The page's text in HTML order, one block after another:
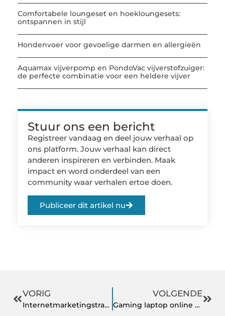
Comfortabele loungeset en hoekloungesets:
ontspannen in stijl
Hondenvoer voor gevoelige darmen en allergieën
Aquamax vijverpomp en PondoVac vijverstofzuiger:
de perfecte combinatie voor een heldere vijver
Stuur ons een bericht
Registreer vandaag en deel jouw verhaal op
ons platform. Jouw verhaal kan direct
anderen inspireren en verbinden. Maak
impact en word onderdeel van een
community waar verhalen ertoe doen.
Publiceer dit artikel nu
VORIG
Internetmarketingstrategie
VOLGENDE
Gaming laptop online vergelijken